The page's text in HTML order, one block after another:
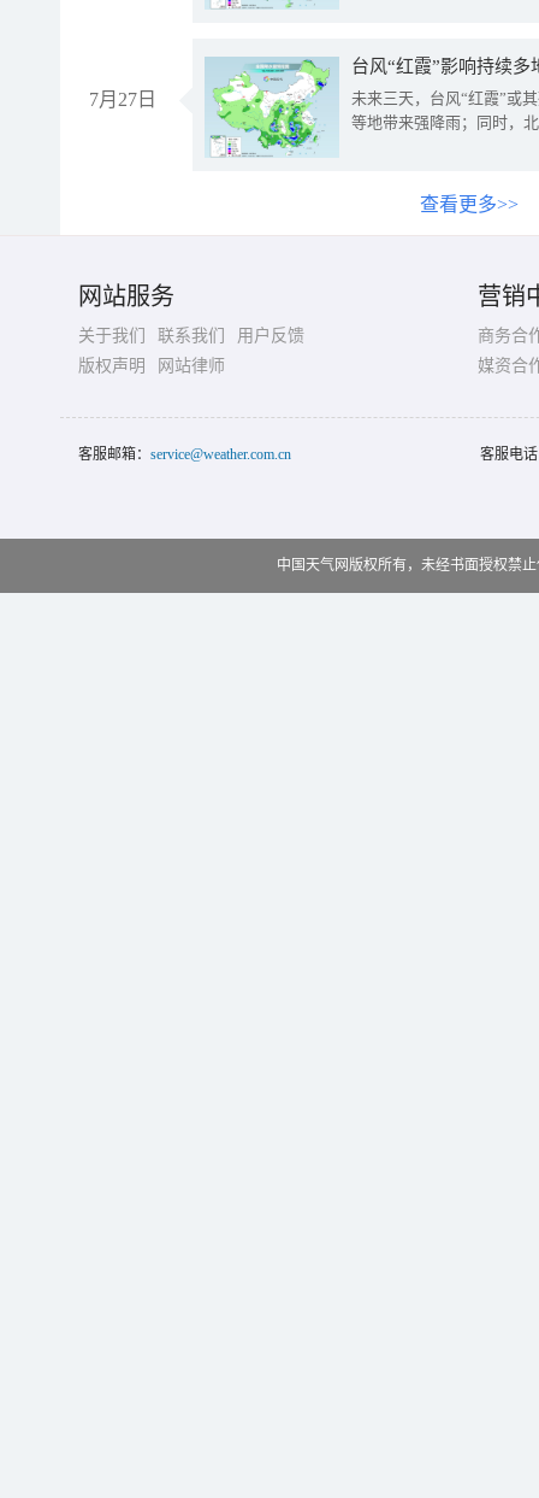
7月27日
台风“红霞”影响持续
未来三天，台风“红霞”或
等地带来强降雨；同时，
查看更多>>
网站服务
关于我们 联系我们
用户反馈
版权声明
网站律师
营销
商务合
媒资合
客服邮箱： service@weather.com.cn 客服电
中国天气网版权所有，未经书面授权